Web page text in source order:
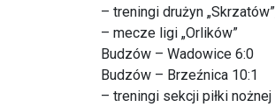
– treningi drużyn
– mecze ligi „Orlików”
Budzów – Wadowice 6:0
Budzów – Brzeźnica 10:1
– treningi sekcji piłki